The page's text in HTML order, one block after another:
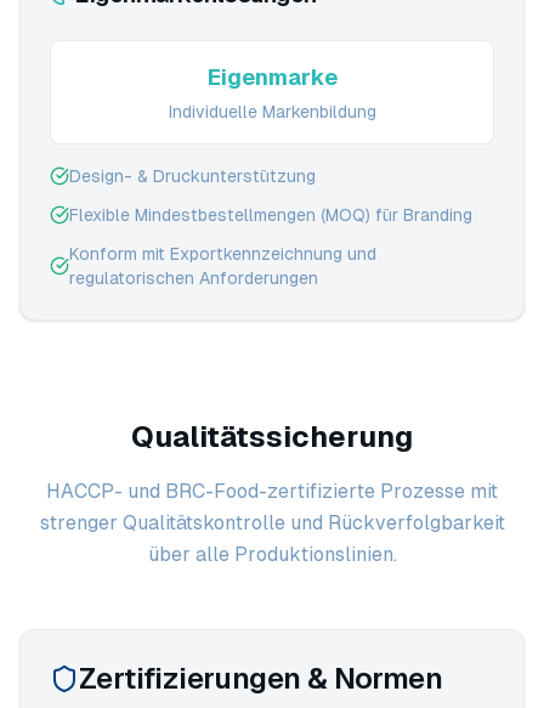
Eigenmarke
Individuelle Markenbildung
Design- & Druckunterstützung
Flexible Mindestbestellmengen (MOQ) für Branding
Konform mit Exportkennzeichnung und
regulatorischen Anforderungen
Qualitätssicherung
HACCP- und BRC-Food-zertifizierte Prozesse mit
strenger Qualitätskontrolle und Rückverfolgbarkeit
über alle Produktionslinien.
Zertifizierungen & Normen